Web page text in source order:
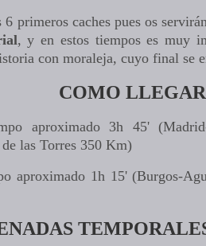
primeros caches pues os
, y en estos tiempos es muy
con moraleja, cuyo final se
COMO LLEGAR
aproximado 3h 45'
las Torres 350 Km)
aproximado 1h 15' (Burgos-